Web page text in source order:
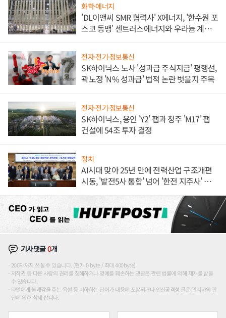
화학·에너지
'DL이앤씨 SMR 협력사' X에너지, '한수원 포
스코 동맹' 센트러스에너지와 우라늄 계약
전자·전기·정보통신
SK하이닉스 노사 '성과급 주식지급' 평행선,
곽노정 'N% 성과급' 법적 논란 벗을지 주목
전자·전기·정보통신
SK하이닉스, 용인 'Y2' 팹과 청주 'M17' 팹
건설에 54조 투자 결정
정치
AI시대 맞아 25년 만에 전력산업 구조개편
시동, '발전5사 통합' 넘어 '한전 지주사' 재편
기사댓글0개
200자까지 쓰실 수 있습니다. (현재 0 byte / 최대 400byte)
저작권 등 다른 사람의 권리를 침해하거나 명예를 훼손하는 댓글은 관련 법률에 의해 제재를 받을
수 있습니다.
타인에게 불쾌감을 주는 욕설 등 비하하는 단어가 내용에 포함되거나 인신공격성 글은 관리자의 판
단에 의해 삭제 합니다.